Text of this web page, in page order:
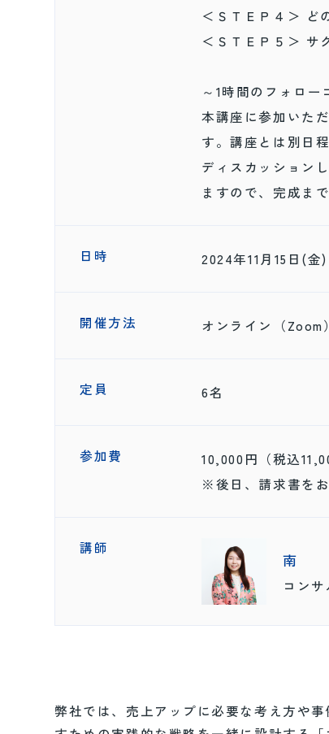
＜ＳＴＥＰ４＞ ど
＜ＳＴＥＰ５＞ サ
～1時間のフォロー
本講座に参加いた
す。講座とは別日
ディスカッション
ますので、完成ま
日時 2024年11月15日(金
開催方法 オンライン（Zoom）
定員 6名
参加費
10,000円（税込
※後日、請求書をお
講師
南
コン
弊社では、売上アップに必要な考え方や